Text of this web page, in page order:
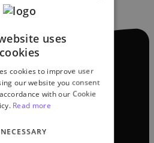
uses
cookies
cookies to improve user
our website you consent
with our Cookie
Read more